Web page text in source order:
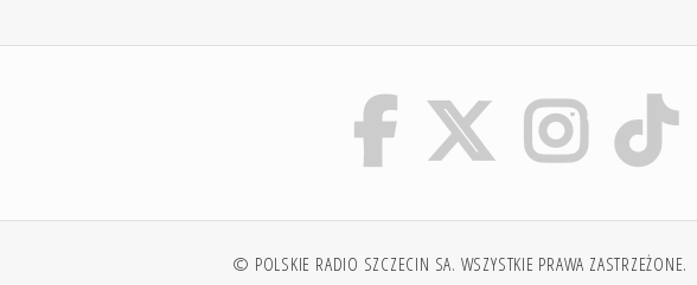
© POLSKIE RADIO SZCZECIN SA. WSZYSTKIE PRAWA ZASTRZEŻONE.